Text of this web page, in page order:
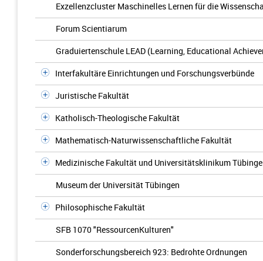
Exzellenzcluster Maschinelles Lernen für die
Forum Scientiarum
Graduiertenschule LEAD (Learning, Educational
Interfakultäre Einrichtungen und Forschungsverbünde
Juristische Fakultät
Katholisch-Theologische Fakultät
Mathematisch-Naturwissenschaftliche Fakultät
Medizinische Fakultät und Universitätsklinikum
Museum der Universität Tübingen
Philosophische Fakultät
SFB 1070 "RessourcenKulturen"
Sonderforschungsbereich 923: Bedrohte Ordnungen